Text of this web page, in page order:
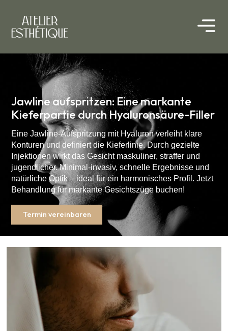
Jawline aufspritzen: Eine markante
Kieferpartie durch Hyaluronsäure-Filler
Eine Jawline-Aufspritzung mit Hyaluron verleiht klare
Konturen und definiert die Kieferlinie. Durch gezielte
Injektionen wirkt das Gesicht maskuliner, straffer und
jugendlicher. Minimal-invasiv, schnelle Ergebnisse und
natürliche Optik – ideal für ein harmonisches Profil. Jetzt
Behandlung für markante Gesichtszüge buchen!
Termin vereinbaren